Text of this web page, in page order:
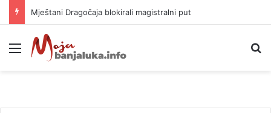
Helikopter ponovo gasi vatru u selima kod Trebinja
Meni